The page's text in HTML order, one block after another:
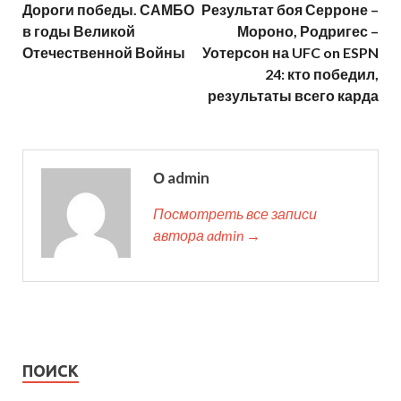
Дороги победы. САМБО
в годы Великой
Отечественной Войны
Результат боя Серроне –
Мороно, Родригес –
Уотерсон на UFC on ESPN
24: кто победил,
результаты всего карда
О admin
Посмотреть все записи
автора admin →
ПОИСК